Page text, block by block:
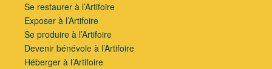
Se restaurer à l’Artifoire
Exposer à l’Artifoire
Se produire à l’Artifoire
Devenir bénévole à l’Artifoire
Héberger à l’Artifoire